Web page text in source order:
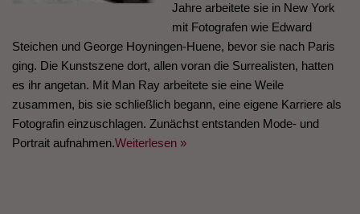
Jahre arbeitete sie in New York
mit Fotografen wie Edward
Steichen und George Hoyningen-Huene, bevor sie nach Paris
ging. Die Kunstszene dort, allen voran die Surrealisten, hatten
es ihr angetan. Mit Man Ray arbeitete sie eine Weile
zusammen, bis sie schließlich begann, eine eigene Karriere als
Fotografin einzuschlagen. Zunächst entstanden Mode- und
Portrait aufnahmen.Weiterlesen »